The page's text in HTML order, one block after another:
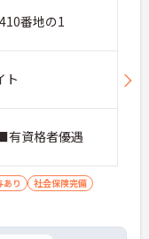
番地の1
ト
有資格者優遇
あり
社会保険完備